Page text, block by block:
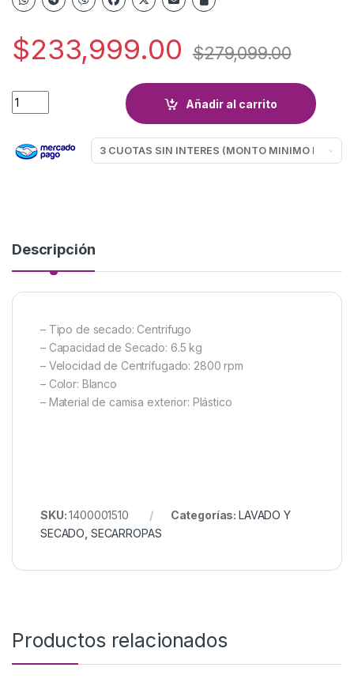
$233,999.00 $279,099.00
SECARROPAS CENTRIFUGO DREAN QV 6.5 quantity
Añadir al carrito
Descripción
– Tipo de secado: Centrifugo
– Capacidad de Secado: 6.5 kg
– Velocidad de Centrífugado: 2800 rpm
– Color: Blanco
– Material de camisa exterior: Plástico
SKU:1400001510 Categorías: LAVADO Y
SECADO SECARROPAS
Productos relacionados